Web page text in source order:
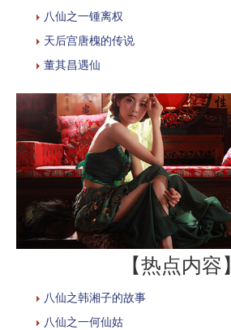
八仙之一锺离权
天后宫唐槐的传说
董其昌遇仙
【热点内容】
八仙之韩湘子的故事
八仙之一何仙姑